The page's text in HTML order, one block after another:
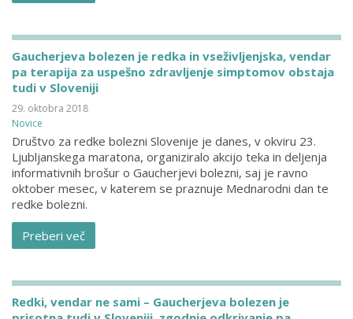
Gaucherjeva bolezen je redka in vseživljenjska, vendar
pa terapija za uspešno zdravljenje simptomov obstaja
tudi v Sloveniji
29. oktobra 2018
Novice
Društvo za redke bolezni Slovenije je danes, v okviru 23.
Ljubljanskega maratona, organiziralo akcijo teka in deljenja
informativnih brošur o Gaucherjevi bolezni, saj je ravno
oktober mesec, v katerem se praznuje Mednarodni dan te
redke bolezni.
Preberi več
Redki, vendar ne sami – Gaucherjeva bolezen je